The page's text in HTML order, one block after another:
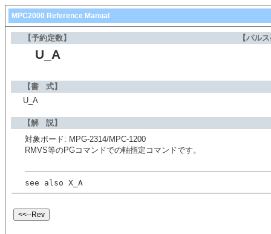
MPC2000 Reference Manual
【予約定数】 【パル
U_A
【書 式】
U_A
【解 説】
対象ボード: MPG-2314/MPC-1200
RMVS等のPGコマンドでの軸指定コマンドです。
see also X_A